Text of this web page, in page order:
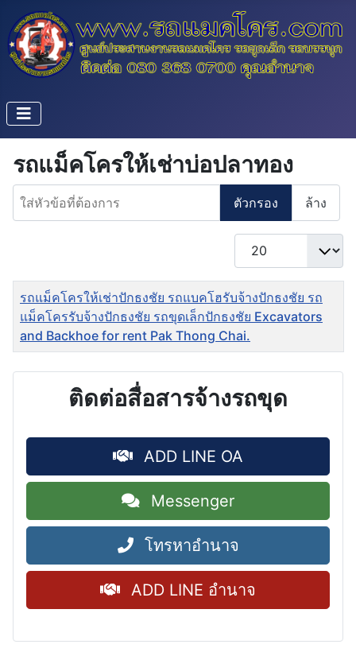
รถแม็คโครให้เช่าบ่อปลาทอง
ใส่หัวข้อที่ต้องการ
ตัวกรอง ล้าง
แสดง #
ชื่อ
รถแม็คโครให้เช่าปักธงชัย รถแบคโฮรับจ้างปักธงชัย รถ
แม็คโครรับจ้างปักธงชัย รถขุดเล็กปักธงชัย Excavators
and Backhoe for rent Pak Thong Chai.
ติดต่อสื่อสารจ้างรถขุด
ADD LINE OA
Messenger
โทรหาอำนาจ
ADD LINE อำนาจ